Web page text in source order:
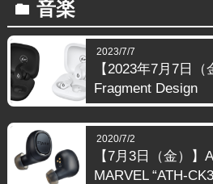
folder 音楽
2023/7/7
【2023年7月7日
Fragment Design
2020/7/2
【7月3日（金）】
MARVEL “ATH-